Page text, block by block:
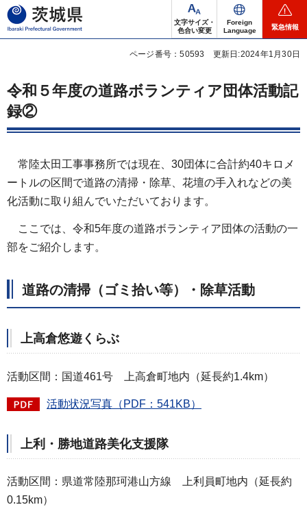
茨城県
文字サイズ・
色合い変更
Foreign
Language
緊急情報
ページ番号：50593 更新日:2024年1月30日
令和５年度の道路ボランティア団体活動記
録②
常陸太田工事事務所では現在、30団体に合計約40キロメ
ートルの区間で道路の清掃・除草、花壇の手入れなどの美
化活動に取り組んでいただいております。
ここでは、令和5年度の道路ボランティア団体の活動の一
部をご紹介します。
道路の清掃（ゴミ拾い等）・除草活動
上高倉悠遊くらぶ
活動区間：国道461号 上高倉町地内（延長約1.4km）
活動状況写真（PDF：541KB）
上利・勝地道路美化支援隊
活動区間：県道常陸那珂港山方線 上利員町地内（延長約
0.15km）